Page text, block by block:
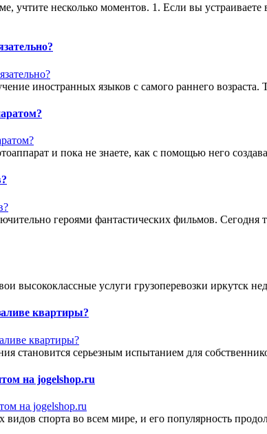
учтите несколько моментов. 1. Если вы устраиваете
иностранных языков с самого раннего возраста.
и пока не знаете, как с помощью него
героями фантастических фильмов. Сегодня
высококлассные услуги грузоперевозки иркутск
квартиры?
становится серьезным испытанием для
на jogelshop.ru
спорта во всем мире, и его популярность